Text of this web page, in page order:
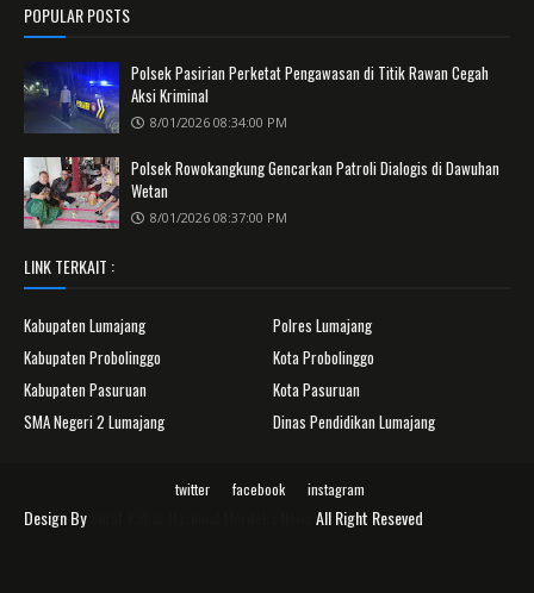
POPULAR POSTS
Polsek Pasirian Perketat Pengawasan di Titik Rawan Cegah
Aksi Kriminal
8/01/2026 08:34:00 PM
Polsek Rowokangkung Gencarkan Patroli Dialogis di Dawuhan
Wetan
8/01/2026 08:37:00 PM
LINK TERKAIT :
Kabupaten Lumajang
Polres Lumajang
Kabupaten Probolinggo
Kota Probolinggo
Kabupaten Pasuruan
Kota Pasuruan
SMA Negeri 2 Lumajang
Dinas Pendidikan Lumajang
twitter facebook instagram
Design By All Right Reseved